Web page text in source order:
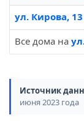
ул. Кирова, 13
Все дома на
Источник
июня 2023 года